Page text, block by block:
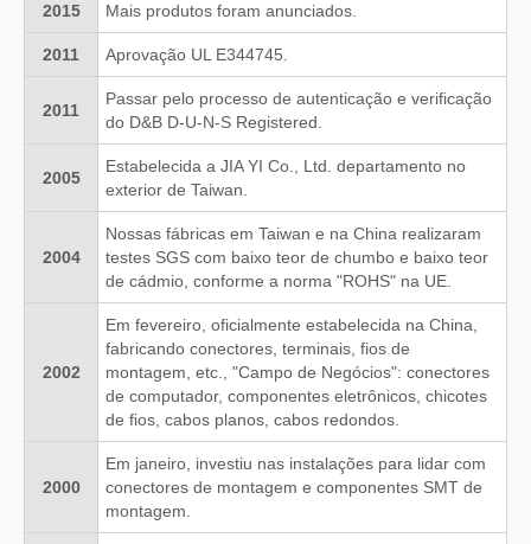
2015 Mais produtos foram anunciados.
2011 Aprovação UL E344745.
2011
Passar pelo processo de autenticação e verificação
do D&B D-U-N-S Registered.
2005
Estabelecida a JIA YI Co., Ltd. departamento no
exterior de Taiwan.
2004
Nossas fábricas em Taiwan e na China realizaram
testes SGS com baixo teor de chumbo e baixo teor
de cádmio, conforme a norma "ROHS" na UE.
2002
Em fevereiro, oficialmente estabelecida na China,
fabricando conectores, terminais, fios de
montagem, etc., "Campo de Negócios": conectores
de computador, componentes eletrônicos, chicotes
de fios, cabos planos, cabos redondos.
2000
Em janeiro, investiu nas instalações para lidar com
conectores de montagem e componentes SMT de
montagem.